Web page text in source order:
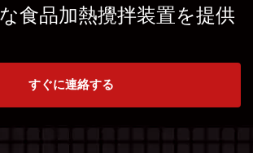
食品加熱攪拌装置を提供
すぐに連絡する